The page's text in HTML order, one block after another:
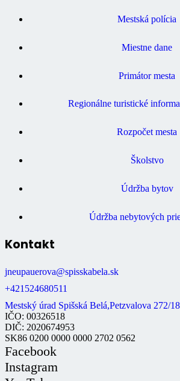
Mestská polícia
Miestne dane
Primátor mesta
Regionálne turistické
Rozpočet mesta
Školstvo
Údržba bytov
Údržba nebytových
Kontakt
jneupauerova@spisskabela.sk
+421524680511
Mestský úrad Spišská Belá,Petzvalova 272/
IČO: 00326518
DIČ: 2020674953
SK86 0200 0000 0000 2702 0562
Facebook
Instagram